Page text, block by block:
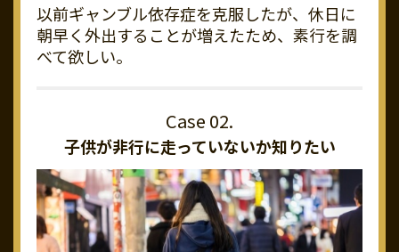
以前ギャンブル依存症を克服したが、休日に
朝早く外出することが増えたため、素行を調
べて欲しい。
子供が非行に走っていないか知りたい